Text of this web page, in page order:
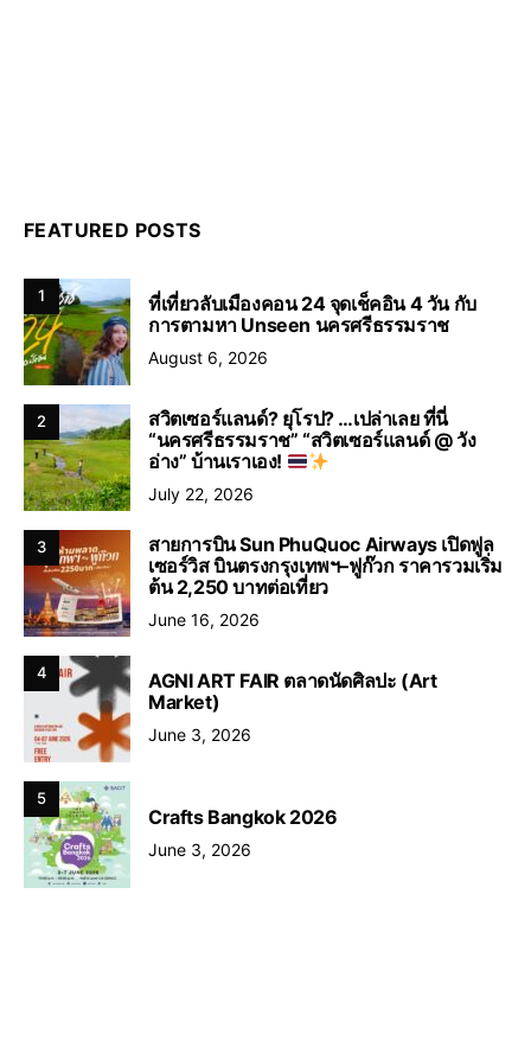
FEATURED POSTS
1
ที่เที่ยวลับเมืองคอน 24 จุดเช็คอิน 4 วัน กับ
การตามหา Unseen นครศรีธรรมราช
August 6, 2026
2
สวิตเซอร์แลนด์? ยุโรป? …เปล่าเลย ที่นี่
“นครศรีธรรมราช” “สวิตเซอร์แลนด์ @ วัง
อ่าง” บ้านเราเอง!
July 22, 2026
3
สายการบิน Sun PhuQuoc Airways เปิดฟูล
เซอร์วิส บินตรงกรุงเทพฯ–ฟูก๊วก ราคารวมเริ่ม
ต้น 2,250 บาทต่อเที่ยว
June 16, 2026
4
AGNI ART FAIR ตลาดนัดศิลปะ (Art
Market)
June 3, 2026
5
Crafts Bangkok 2026
June 3, 2026